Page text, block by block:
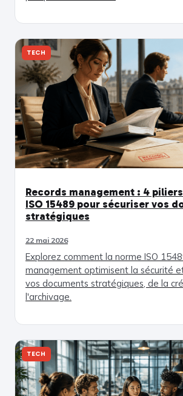
TECH
Records management : 4
ISO 15489 pour sécuriser vos
stratégiques
22 mai 2026
Explorez comment la norme ISO
management optimisent la sécurité
vos documents stratégiques, de la
l'archivage.
TECH